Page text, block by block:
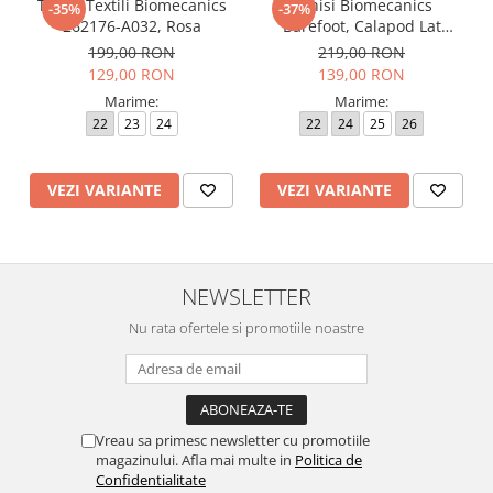
-35%
Tenisi Textili Biomecanics
262176-A032, Rosa
199,00 RON
129,00 RON
Marime:
22 23 24
VEZI VARIANTE
-37%
Tenisi Biomecanics
Barefoot, Calapod Lat
262190-E032 Rosa
219,00 RON
139,00 RON
Marime:
22 24 25 26
VEZI VARIANTE
NEWSLETTER
Nu rata ofertele si promotiile noastre
Vreau sa primesc newsletter cu promotiile
magazinului. Afla mai multe in Politica de
Confidentialitate